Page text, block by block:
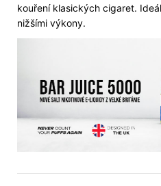
kouření klasických cigaret.
nižšími výkony.